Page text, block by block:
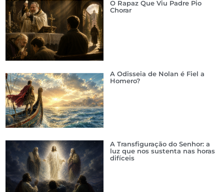
O Rapaz Que Viu Padre Pio
Chorar
A Odisseia de Nolan é Fiel a
Homero?
A Transfiguração do Senhor: a
luz que nos sustenta nas horas
difíceis